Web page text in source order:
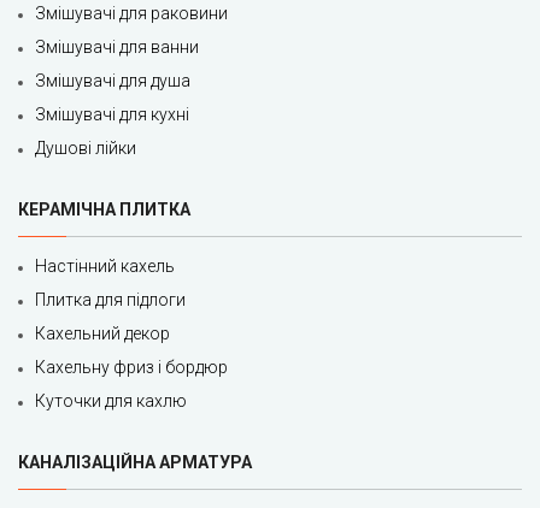
Змішувачі для раковини
Змішувачі для ванни
Змішувачі для душа
Змішувачі для кухні
Душові лійки
КЕРАМІЧНА ПЛИТКА
Настінний кахель
Плитка для підлоги
Кахельний декор
Кахельну фриз і бордюр
Куточки для кахлю
КАНАЛІЗАЦІЙНА АРМАТУРА